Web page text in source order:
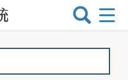
選
換